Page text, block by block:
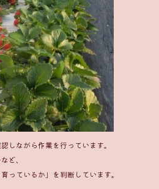
しながら作業を行っています。
ど、
っているか」を判断しています。